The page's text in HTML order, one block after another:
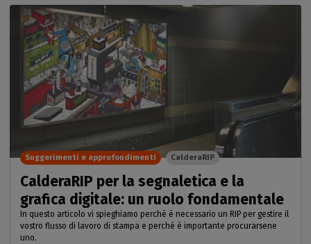
CalderaRIP per la segnaletica e la
grafica digitale: un ruolo fondamentale
In questo articolo vi spieghiamo perché è necessario un RIP per gestire il
vostro flusso di lavoro di stampa e perché è importante procurarsene
uno.
Suggerimenti e approfondimenti CalderaRIP